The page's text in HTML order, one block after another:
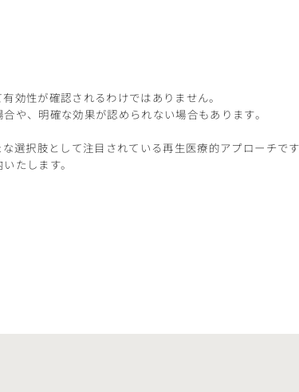
効性が確認されるわけではありません。
や、明確な効果が認められない場合もあります。
選択肢として注目されている再生医療的アプローチです
たします。